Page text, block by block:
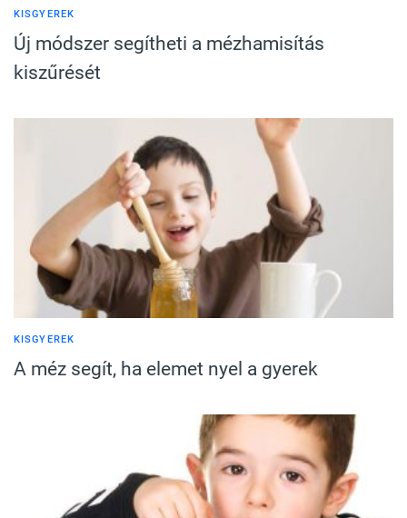
KISGYEREK
Új módszer segítheti a mézhamisítás
kiszűrését
KISGYEREK
A méz segít, ha elemet nyel a gyerek